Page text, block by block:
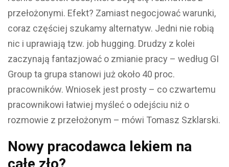
przełożonymi. Efekt? Zamiast negocjować warunki,
coraz częściej szukamy alternatyw. Jedni nie robią
nic i uprawiają tzw. job hugging. Drudzy z kolei
zaczynają fantazjować o zmianie pracy – według GI
Group ta grupa stanowi już około 40 proc.
pracowników. Wniosek jest prosty – co czwartemu
pracownikowi łatwiej myśleć o odejściu niż o
rozmowie z przełożonym – mówi Tomasz Szklarski.
Nowy pracodawca lekiem na
całe zło?